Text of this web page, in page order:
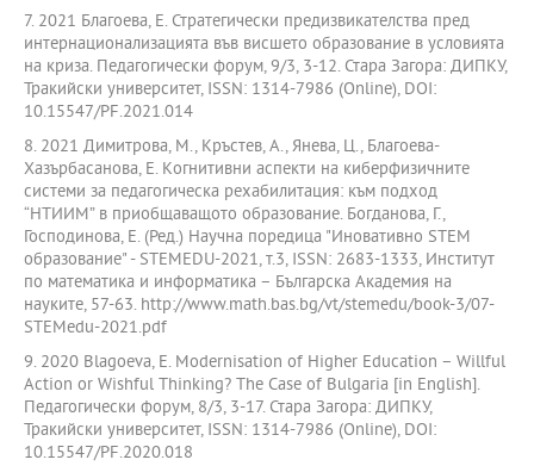
7. 2021 Благоева, Е. Стратегически предизвикателства пред
интернационализацията във висшето образование в условията
на криза. Педагогически форум, 9/3, 3-12. Стара Загора: ДИПКУ,
Тракийски университет, ISSN: 1314-7986 (Online), DOI:
10.15547/PF.2021.014
8. 2021 Димитрова, M., Кръстев, A., Янева, Ц., Благоева-
Хазърбасанова, E. Kогнитивни аспекти на киберфизичните
системи за педагогическа рехабилитация: към подход
“НТИИМ” в приобщаващото образование. Богданова, Г.,
Господинова, Е. (Ред.) Научна поредица "Иновативно STEM
образование" - STEMEDU-2021, т.3, ISSN: 2683-1333, Институт
по математика и информатика – Българска Академия на
науките, 57-63. http://www.math.bas.bg/vt/stemedu/book-3/07-
STEMedu-2021.pdf
9. 2020 Blagoeva, E. Modernisation оf Higher Education – Willful
Action оr Wishful Thinking? The Case оf Bulgaria [in English].
Педагогически форум, 8/3, 3-17. Стара Загора: ДИПКУ,
Тракийски университет, ISSN: 1314-7986 (Online), DOI:
10.15547/PF.2020.018